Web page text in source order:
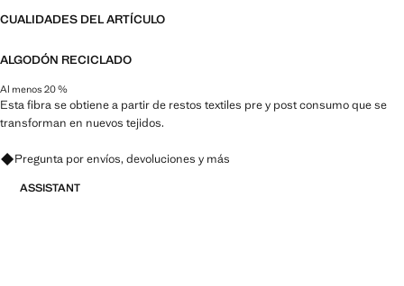
CUALIDADES DEL ARTÍCULO
ALGODÓN RECICLADO
Al menos 20 %
Esta fibra se obtiene a partir de restos textiles pre y post consumo que se
transforman en nuevos tejidos.
Pregunta por envíos, devoluciones y más
ASSISTANT